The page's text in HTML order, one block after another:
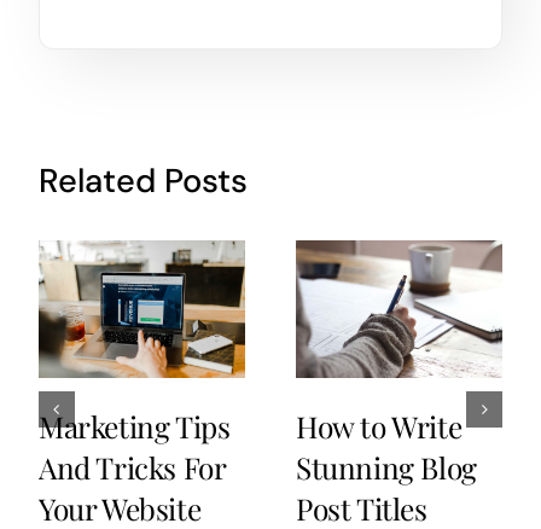
Related Posts
Marketing Tips
And Tricks For
Your Website
How to Write
Stunning Blog
Post Titles